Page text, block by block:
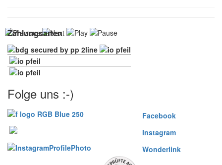
Zahlungsarten
Folge uns :-)
Facebook
Instagram
Wonderlink